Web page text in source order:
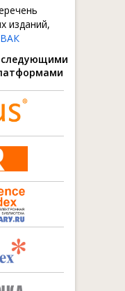
изданий,
ВАК
следующими